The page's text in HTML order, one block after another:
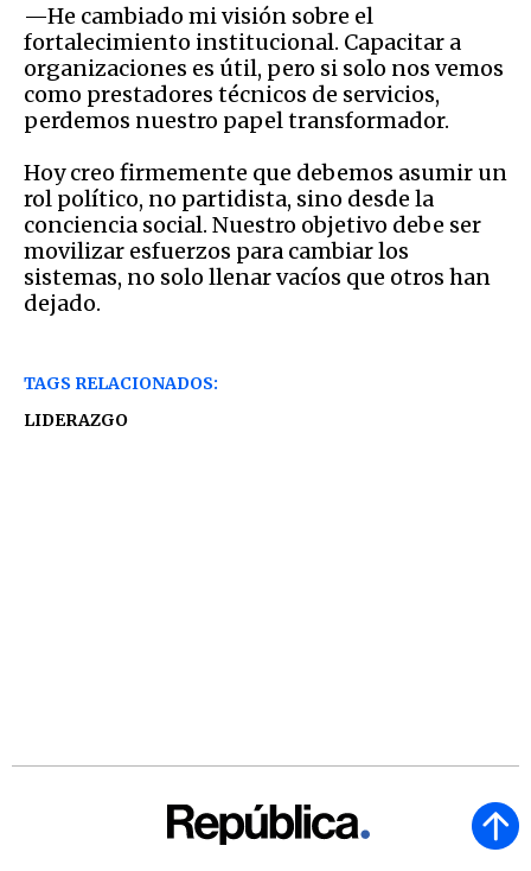
—He cambiado mi visión sobre el
fortalecimiento institucional. Capacitar a
organizaciones es útil, pero si solo nos vemos
como prestadores técnicos de servicios,
perdemos nuestro papel transformador.
Hoy creo firmemente que debemos asumir un
rol político, no partidista, sino desde la
conciencia social. Nuestro objetivo debe ser
movilizar esfuerzos para cambiar los
sistemas, no solo llenar vacíos que otros han
dejado.
TAGS RELACIONADOS:
LIDERAZGO